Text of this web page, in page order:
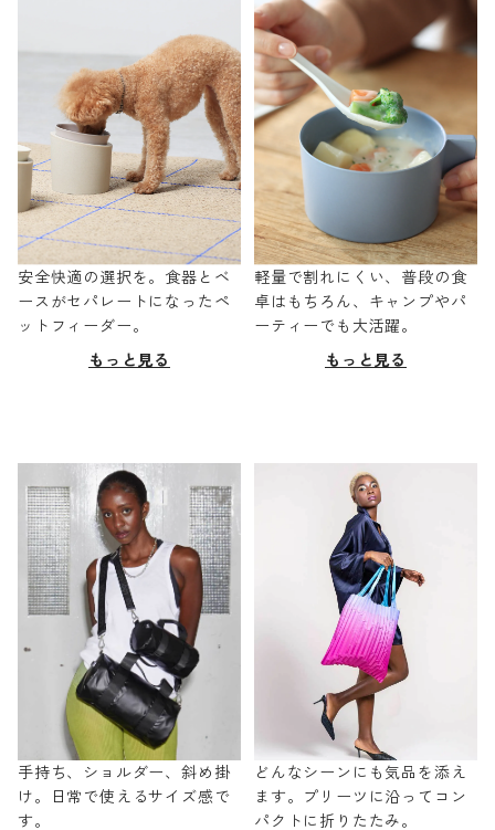
安全快適の選択を。食器とベ
ースがセパレートになったペ
ットフィーダー。
もっと見る
軽量で割れにくい、普段の食
卓はもちろん、キャンプやパ
ーティーでも大活躍。
もっと見る
手持ち、ショルダー、斜め掛
け。日常で使えるサイズ感で
す。
どんなシーンにも気品を添え
ます。プリーツに沿ってコン
パクトに折りたたみ。